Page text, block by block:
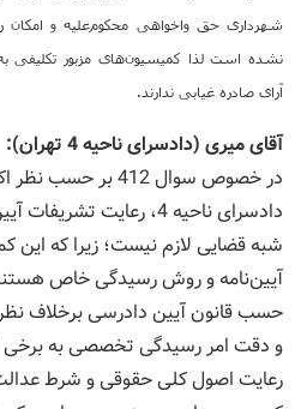
شهرداری حق واخواهی محكوم‌علیه و امكان
نشده است لذا كمیسیون‌های مزبور تكلیفی
آرای صادره غیابی ندارند.
آقای میری (دادسرای ناحیه 4 تهران):
در خصوص سوال 412
دادسرای ناحیه 4، رعایت
شبه قضایی لازم نیست؛ زیرا كه این
آیین‌نامه و روش رسیدگی خاص
حسب قانون آیین دادرسی برخلاف
و دقت امر رسیدگی تخصصی به برخی
رعایت اصول كلی حقوقی و شرط